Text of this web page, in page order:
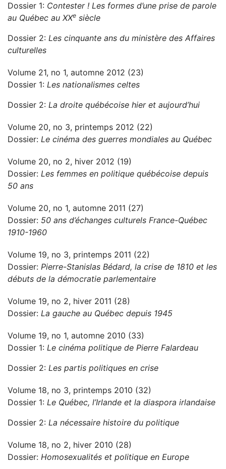
Dossier 1: Contester ! Les formes d’une prise de parole
au Québec au XXe siècle
Dossier 2: Les cinquante ans du ministère des Affaires
culturelles
Volume 21, no 1, automne 2012 (23)
Dossier 1: Les nationalismes celtes
Dossier 2: La droite québécoise hier et aujourd’hui
Volume 20, no 3, printemps 2012 (22)
Dossier: Le cinéma des guerres mondiales au Québec
Volume 20, no 2, hiver 2012 (19)
Dossier: Les femmes en politique québécoise depuis
50 ans
Volume 20, no 1, automne 2011 (27)
Dossier: 50 ans d’échanges culturels France-Québec
1910-1960
Volume 19, no 3, printemps 2011 (22)
Dossier: Pierre-Stanislas Bédard, la crise de 1810 et les
débuts de la démocratie parlementaire
Volume 19, no 2, hiver 2011 (28)
Dossier: La gauche au Québec depuis 1945
Volume 19, no 1, automne 2010 (33)
Dossier 1: Le cinéma politique de Pierre Falardeau
Dossier 2: Les partis politiques en crise
Volume 18, no 3, printemps 2010 (32)
Dossier 1: Le Québec, l’Irlande et la diaspora irlandaise
Dossier 2: La nécessaire histoire du politique
Volume 18, no 2, hiver 2010 (28)
Dossier: Homosexualités et politique en Europe